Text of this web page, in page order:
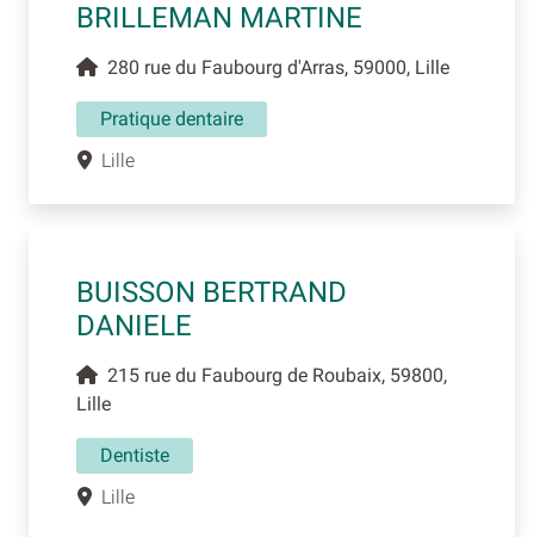
BRILLEMAN MARTINE
280 rue du Faubourg d'Arras, 59000, Lille
Pratique dentaire
Lille
BUISSON BERTRAND
DANIELE
215 rue du Faubourg de Roubaix, 59800,
Lille
Dentiste
Lille